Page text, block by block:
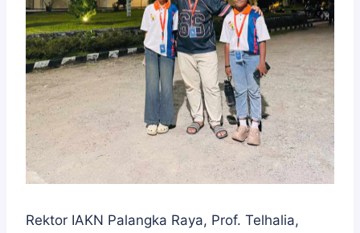
Rektor IAKN Palangka Raya, Prof. Telhalia,